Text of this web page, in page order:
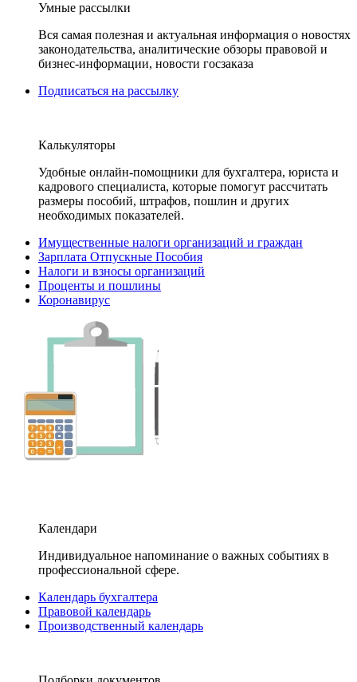
Умные рассылки
Вся самая полезная и актуальная информация о новостях
законодательства, аналитические обзоры правовой и
бизнес-информации, новости госзаказа
Подписаться на рассылку
Калькуляторы
Удобные онлайн-помощники для бухгалтера, юриста и
кадрового специалиста, которые помогут рассчитать
размеры пособий, штрафов, пошлин и других
необходимых показателей.
Имущественные налоги организаций и граждан
Зарплата Отпускные Пособия
Налоги и взносы организаций
Проценты и пошлины
Коронавирус
Календари
Индивидуальное напоминание о важных событиях в
профессиональной сфере.
Календарь бухгалтера
Правовой календарь
Производственный календарь